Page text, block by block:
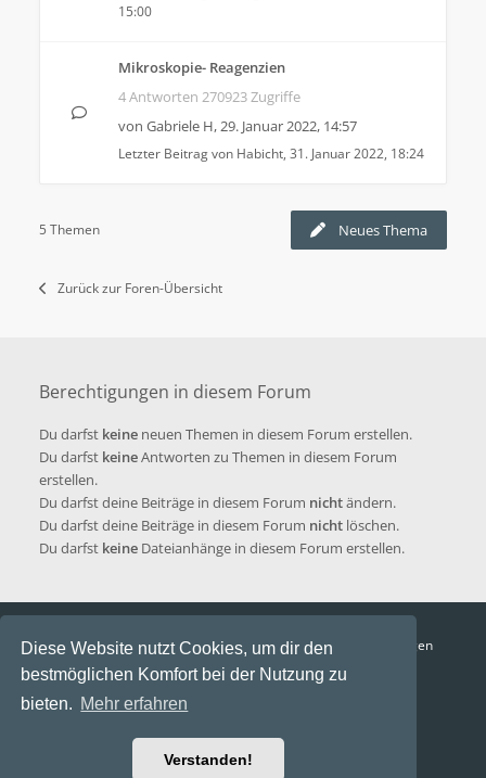
Diese Website nutzt Cookies, um dir den
bestmöglichen Komfort bei der Nutzung zu
bieten. Mehr erfahren
Verstanden!
15:00
Mikroskopie- Reagenzien
4 Antworten 270923 Zugriffe
von Gabriele H,29. Januar 2022, 14:57
Letzter Beitrag von Habicht, 31. Januar 2022, 18:24
Neues Thema
5 Themen
Zurück zur Foren-Übersicht
Berechtigungen in diesem Forum
Du darfst keine neuen Themen in diesem Forum erstellen.
Du darfst keineAntworten zu Themen in diesem Forum
erstellen.
Du darfst deine Beiträge in diesem Forum nichtändern.
Du darfst deine Beiträge in diesem Forum nicht löschen.
Du darfst keine Dateianhänge in diesem Forum erstellen.
Funga Austria FAQ Datenschutz
Nutzungsbedingungen
Alle Zeiten sind UTC+02:00
Aktuelle Zeit: 6. August 2026, 23:11
Powered byphpBB® Forum Software © phpBB Limited
Ravaio Theme by